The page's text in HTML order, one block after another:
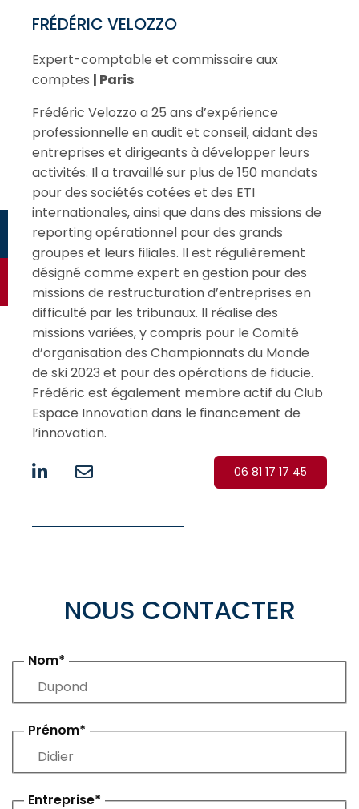
FRÉDÉRIC VELOZZO
Expert-comptable et commissaire aux
comptes | Paris
Frédéric Velozzo a 25 ans d’expérience
professionnelle en audit et conseil, aidant des
entreprises et dirigeants à développer leurs
activités. Il a travaillé sur plus de 150 mandats
pour des sociétés cotées et des ETI
internationales, ainsi que dans des missions de
reporting opérationnel pour des grands
groupes et leurs filiales. Il est régulièrement
désigné comme expert en gestion pour des
missions de restructuration d’entreprises en
difficulté par les tribunaux. Il réalise des
missions variées, y compris pour le Comité
d’organisation des Championnats du Monde
de ski 2023 et pour des opérations de fiducie.
Frédéric est également membre actif du Club
Espace Innovation dans le financement de
l’innovation.
06 81 17 17 45
NOUS CONTACTER
Nom*
Prénom*
Entreprise*